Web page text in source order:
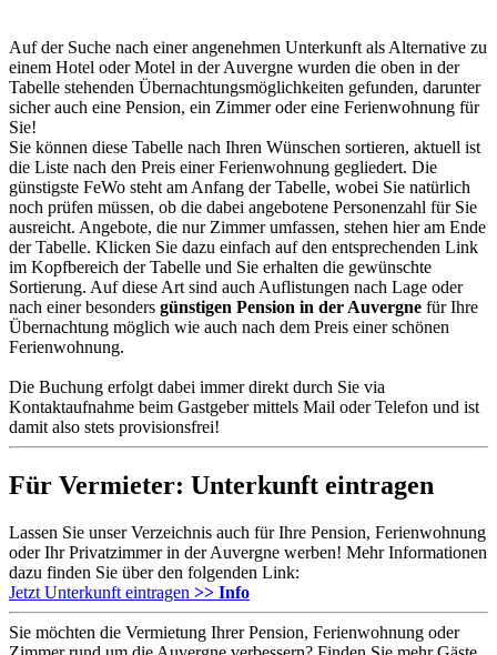
Auf der Suche nach einer angenehmen Unterkunft als Alternative zu
einem Hotel oder Motel in der Auvergne wurden die oben in der
Tabelle stehenden Übernachtungsmöglichkeiten gefunden, darunter
sicher auch eine Pension, ein Zimmer oder eine Ferienwohnung für
Sie!
Sie können diese Tabelle nach Ihren Wünschen sortieren, aktuell ist
die Liste nach den Preis einer Ferienwohnung gegliedert. Die
günstigste FeWo steht am Anfang der Tabelle, wobei Sie natürlich
noch prüfen müssen, ob die dabei angebotene Personenzahl für Sie
ausreicht. Angebote, die nur Zimmer umfassen, stehen hier am Ende
der Tabelle. Klicken Sie dazu einfach auf den entsprechenden Link
im Kopfbereich der Tabelle und Sie erhalten die gewünschte
Sortierung. Auf diese Art sind auch Auflistungen nach Lage oder
nach einer besonders günstigen Pension in der Auvergne für Ihre
Übernachtung möglich wie auch nach dem Preis einer schönen
Ferienwohnung.
Die Buchung erfolgt dabei immer direkt durch Sie via
Kontaktaufnahme beim Gastgeber mittels Mail oder Telefon und ist
damit also stets provisionsfrei!
Für Vermieter: Unterkunft eintragen
Lassen Sie unser Verzeichnis auch für Ihre Pension, Ferienwohnung
oder Ihr Privatzimmer in der Auvergne werben! Mehr Informationen
dazu finden Sie über den folgenden Link:
Jetzt Unterkunft eintragen >> Info
Sie möchten die Vermietung Ihrer Pension, Ferienwohnung oder